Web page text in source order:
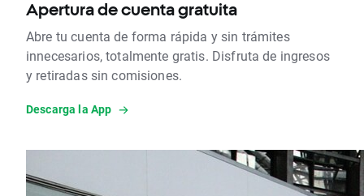
Apertura de cuenta gratuita
Abre tu cuenta de forma rápida y sin trámites
innecesarios, totalmente gratis. Disfruta de ingresos
y retiradas sin comisiones.
Descarga la App